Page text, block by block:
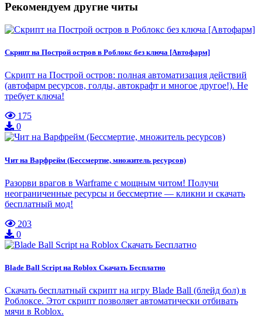
Рекомендуем другие читы
Скрипт на Построй остров в Роблокс без ключа [Автофарм]
Скрипт на Построй остров: полная автоматизация действий
(автофарм ресурсов, голды, автокрафт и многое другое!). Не
требует ключа!
175
0
Чит на Варфрейм (Бессмертие, множитель ресурсов)
Разорви врагов в Warframe с мощным читом! Получи
неограниченные ресурсы и бессмертие — кликни и скачать
бесплатный мод!
203
0
Blade Ball Script на Roblox Скачать Бесплатно
Скачать бесплатный скрипт на игру Blade Ball (блейд бол) в
Роблоксе. Этот скрипт позволяет автоматически отбивать
мячи в Roblox.